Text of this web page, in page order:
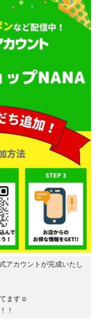
アカウントが完成いたし
ます☺️
！